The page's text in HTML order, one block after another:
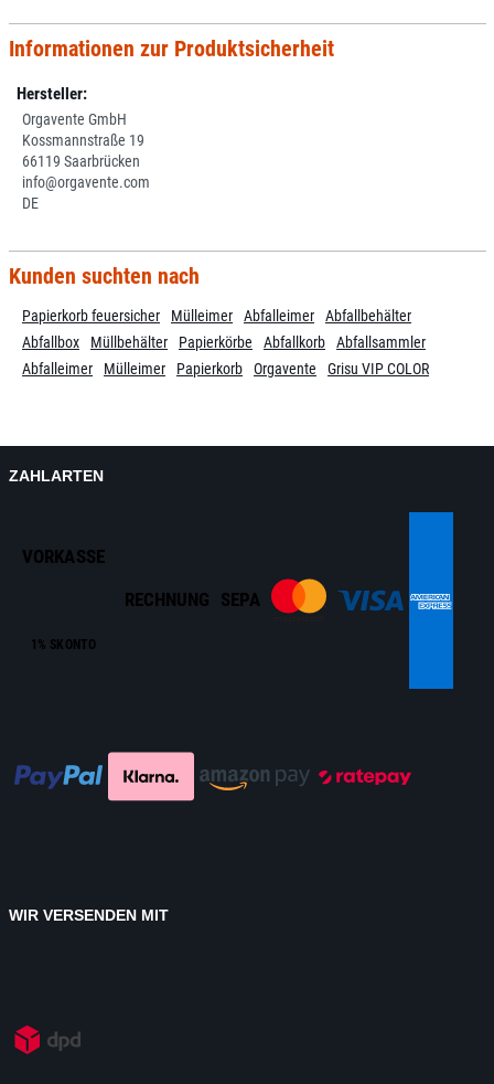
Informationen zur Produktsicherheit
Hersteller:
Orgavente GmbH
Kossmannstraße 19
66119 Saarbrücken
info@orgavente.com
DE
Kunden suchten nach
Papierkorb feuersicher Mülleimer Abfalleimer
Abfallbehälter
Abfallbox
Müllbehälter Papierkörbe Abfallkorb
Abfallsammler
Abfalleimer
Mülleimer Papierkorb Orgavente Grisu VIP COLOR
ZAHLARTEN
VORKASSE
1% SKONTO
RECHNUNG SEPA
WIR VERSENDEN MIT